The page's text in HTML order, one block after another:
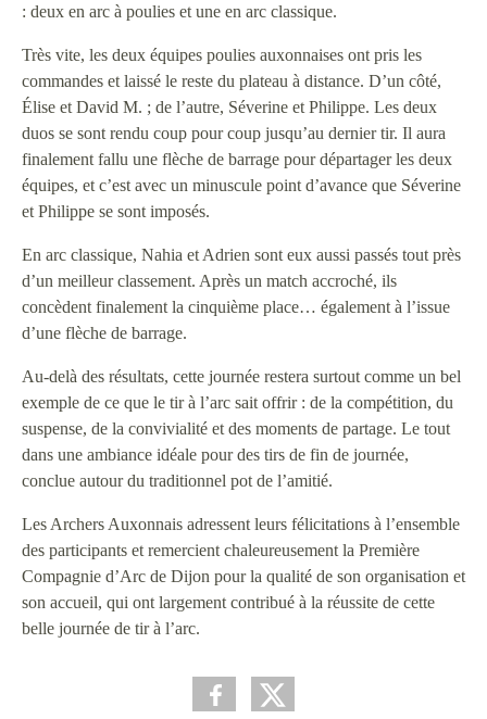
: deux en arc à poulies et une en arc classique.
Très vite, les deux équipes poulies auxonnaises ont pris les
commandes et laissé le reste du plateau à distance. D’un côté,
Élise et David M. ; de l’autre, Séverine et Philippe. Les deux
duos se sont rendu coup pour coup jusqu’au dernier tir. Il aura
finalement fallu une flèche de barrage pour départager les deux
équipes, et c’est avec un minuscule point d’avance que Séverine
et Philippe se sont imposés.
En arc classique, Nahia et Adrien sont eux aussi passés tout près
d’un meilleur classement. Après un match accroché, ils
concèdent finalement la cinquième place… également à l’issue
d’une flèche de barrage.
Au-delà des résultats, cette journée restera surtout comme un bel
exemple de ce que le tir à l’arc sait offrir : de la compétition, du
suspense, de la convivialité et des moments de partage. Le tout
dans une ambiance idéale pour des tirs de fin de journée,
conclue autour du traditionnel pot de l’amitié.
Les Archers Auxonnais adressent leurs félicitations à l’ensemble
des participants et remercient chaleureusement la Première
Compagnie d’Arc de Dijon pour la qualité de son organisation et
son accueil, qui ont largement contribué à la réussite de cette
belle journée de tir à l’arc.